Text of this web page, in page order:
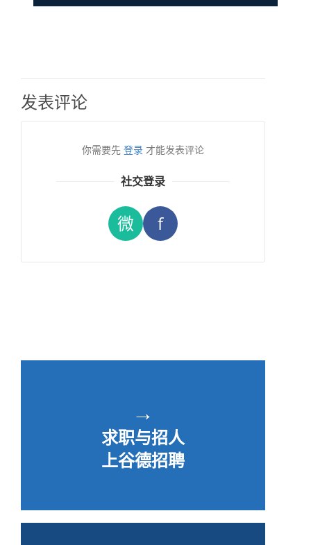
发表评论
你需要先 登录 才能发表评论
社交登录
微 f
→
求职与招人
上谷德招聘